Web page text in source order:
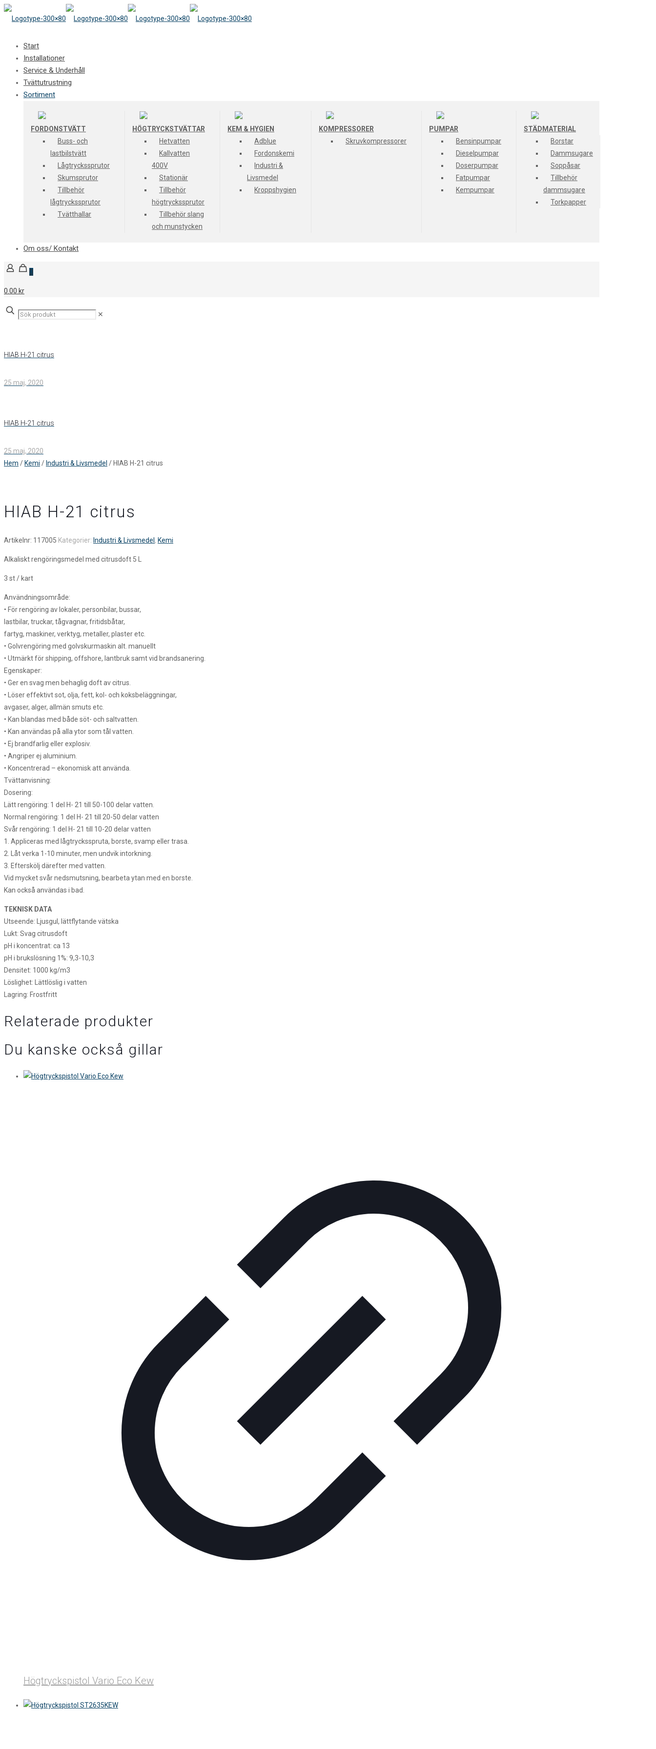
Start
Installationer
Service & Underhåll
Tvättutrustning
Sortiment
FORDONSTVÄTT
Buss- och
lastbilstvätt
Lågtryckssprutor
Skumsprutor
Tillbehör
lågtryckssprutor
Tvätthallar
HÖGTRYCKSTVÄTTAR
Hetvatten
Kallvatten
400V
Stationär
Tillbehör
högtryckssprutor
Tillbehör slang
och munstycken
KEM & HYGIEN
Adblue
Fordonskemi
Industri &
Livsmedel
Kroppshygien
KOMPRESSORER
Skruvkompressorer
PUMPAR
Bensinpumpar
Dieselpumpar
Doserpumpar
Fatpumpar
Kempumpar
STÄDMATERIAL
Borstar
Dammsugare
Soppåsar
Tillbehör
dammsugare
Torkpapper
Om oss/ Kontakt
0
0.00 kr
✕
HIAB H-21 citrus
25 maj, 2020
HIAB H-21 citrus
25 maj, 2020
Hem / Kemi / Industri & Livsmedel / HIAB H-21 citrus
HIAB H-21 citrus
Artikelnr: 117005 Kategorier: Industri & Livsmedel , Kemi
Alkaliskt rengöringsmedel med citrusdoft 5 L
3 st / kart
Användningsområde:
• För rengöring av lokaler, personbilar, bussar,
lastbilar, truckar, tågvagnar, fritidsbåtar,
fartyg, maskiner, verktyg, metaller, plaster etc.
• Golvrengöring med golvskurmaskin alt. manuellt
• Utmärkt för shipping, offshore, lantbruk samt vid brandsanering.
Egenskaper:
• Ger en svag men behaglig doft av citrus.
• Löser effektivt sot, olja, fett, kol- och koksbeläggningar,
avgaser, alger, allmän smuts etc.
• Kan blandas med både söt- och saltvatten.
• Kan användas på alla ytor som tål vatten.
• Ej brandfarlig eller explosiv.
• Angriper ej aluminium.
• Koncentrerad – ekonomisk att använda.
Tvättanvisning:
Dosering:
Lätt rengöring: 1 del H- 21 till 50-100 delar vatten.
Normal rengöring: 1 del H- 21 till 20-50 delar vatten
Svår rengöring: 1 del H- 21 till 10-20 delar vatten
1. Appliceras med lågtrycksspruta, borste, svamp eller trasa.
2. Låt verka 1-10 minuter, men undvik intorkning.
3. Efterskölj därefter med vatten.
Vid mycket svår nedsmutsning, bearbeta ytan med en borste.
Kan också användas i bad.
TEKNISK DATA
Utseende: Ljusgul, lättflytande vätska
Lukt: Svag citrusdoft
pH i koncentrat: ca 13
pH i brukslösning 1%: 9,3-10,3
Densitet: 1000 kg/m3
Löslighet: Lättlöslig i vatten
Lagring: Frostfritt
Relaterade produkter
Du kanske också gillar
Högtryckspistol Vario Eco Kew